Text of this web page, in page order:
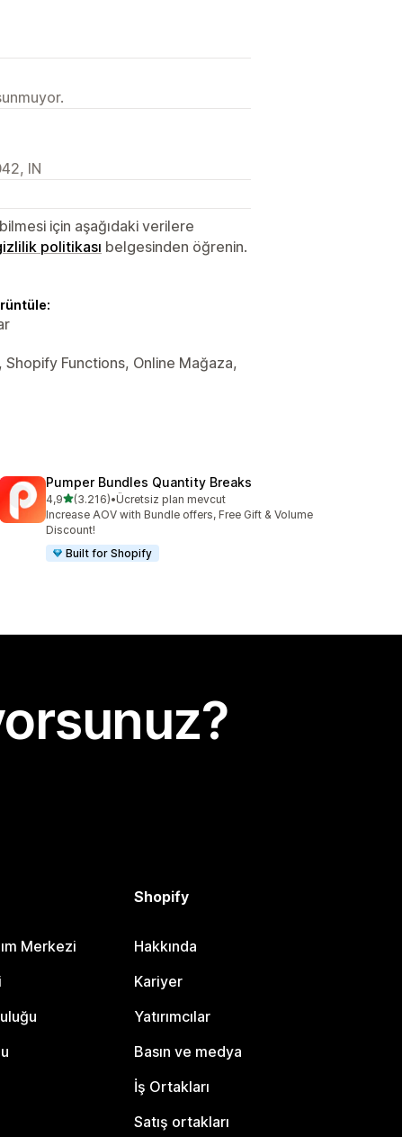
IN
için aşağıdaki verilere
politikası belgesinden öğrenin.
Functions, Online Mağaza,
Pumper Bundles Quantity Breaks
4,95 yıldız üzerinden
(3.216)
toplam 3216 değerlendirme
•Ücretsiz plan mevcut
Increase AOV with Bundle offers, Free Gift & Volume
Discount!
Built for Shopify
Merkezi
Shopify
Hakkında
Kariyer
Yatırımcılar
Basın ve medya
İş Ortakları
Satış ortakları